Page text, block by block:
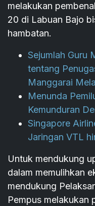
melakukan
20 di Labuan Bajo
hambatan.
Sejumlah Guru
tentang
Manggarai
Menunda
Kemunduran
Singapore
Jaringan VTL
Untuk mendukung
dalam memulihkan
mendukung
Pempus melakukan